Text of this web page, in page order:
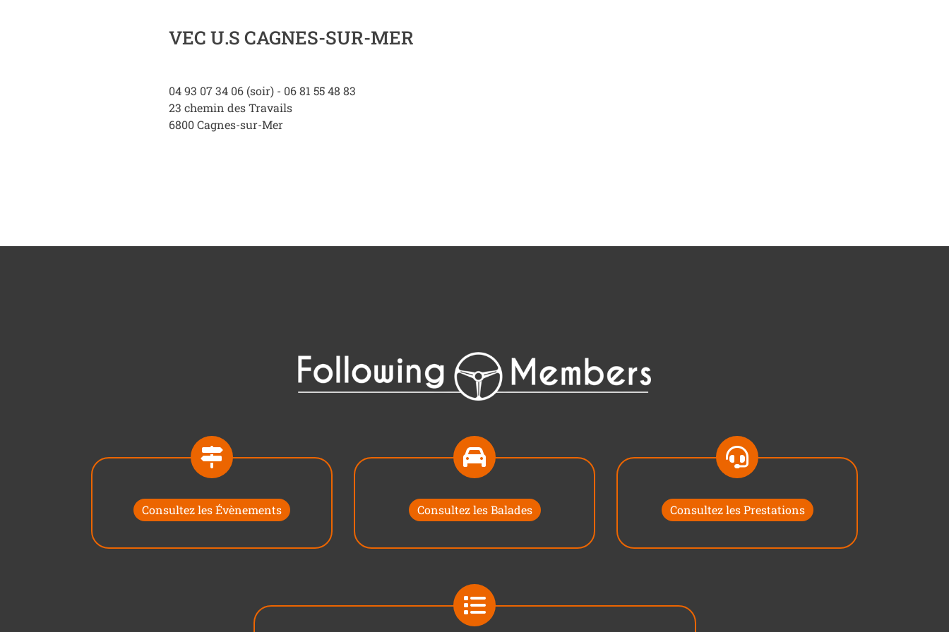
VEC U.S CAGNES-SUR-MER
04 93 07 34 06 (soir) - 06 81 55 48 83
23 chemin des Travails
6800Cagnes-sur-Mer
Consultez les Évènements Consultez les Balades Consultez les Prestations